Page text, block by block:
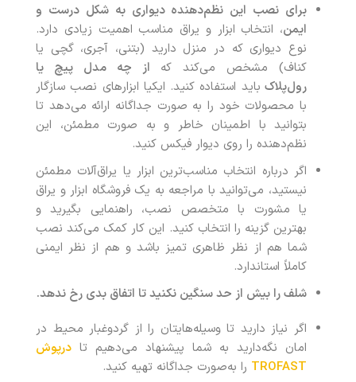
برای نصب این نظم‌دهنده دیواری به شکل درست و
ایمن، انتخاب ابزار و یراق مناسب اهمیت زیادی دارد.
نوع دیواری که در منزل دارید (بتنی، آجری، گچی یا
کناف) مشخص می‌کند که از چه مدل پیچ یا
رول‌پلاک باید استفاده کنید. ایکیا ابزارهای نصب سازگار
با محصولات خود را به صورت جداگانه ارائه می‌دهد تا
بتوانید با اطمینان خاطر و به صورت مطمئن، این
نظم‌دهنده را روی دیوار فیکس کنید.
اگر درباره انتخاب مناسب‌ترین ابزار یا یراق‌آلات مطمئن
نیستید، می‌توانید با مراجعه به یک فروشگاه ابزار و یراق
یا مشورت با متخصص نصب، راهنمایی بگیرید و
بهترین گزینه را انتخاب کنید. این کار کمک می‌کند نصب
شما هم از نظر ظاهری تمیز باشد و هم از نظر ایمنی
کاملاً استاندارد.
شلف را بیش از حد سنگین نکنید تا اتفاق بدی رخ ندهد.
اگر نیاز دارید تا وسیله‌هایتان را از گردوغبار محیط در
امان نگه‌دارید به شما پیشنهاد می‌دهیم تا درپوش
TROFAST را به‌صورت جداگانه تهیه کنید.